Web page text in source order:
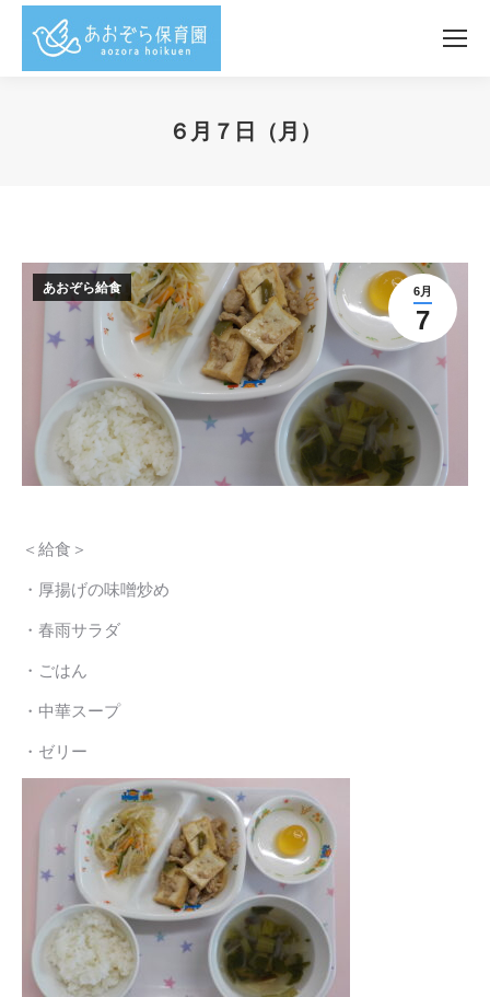
６月７日（月）
6月
7
あおぞら給食
＜給食＞
・厚揚げの味噌炒め
・春雨サラダ
・ごはん
・中華スープ
・ゼリー